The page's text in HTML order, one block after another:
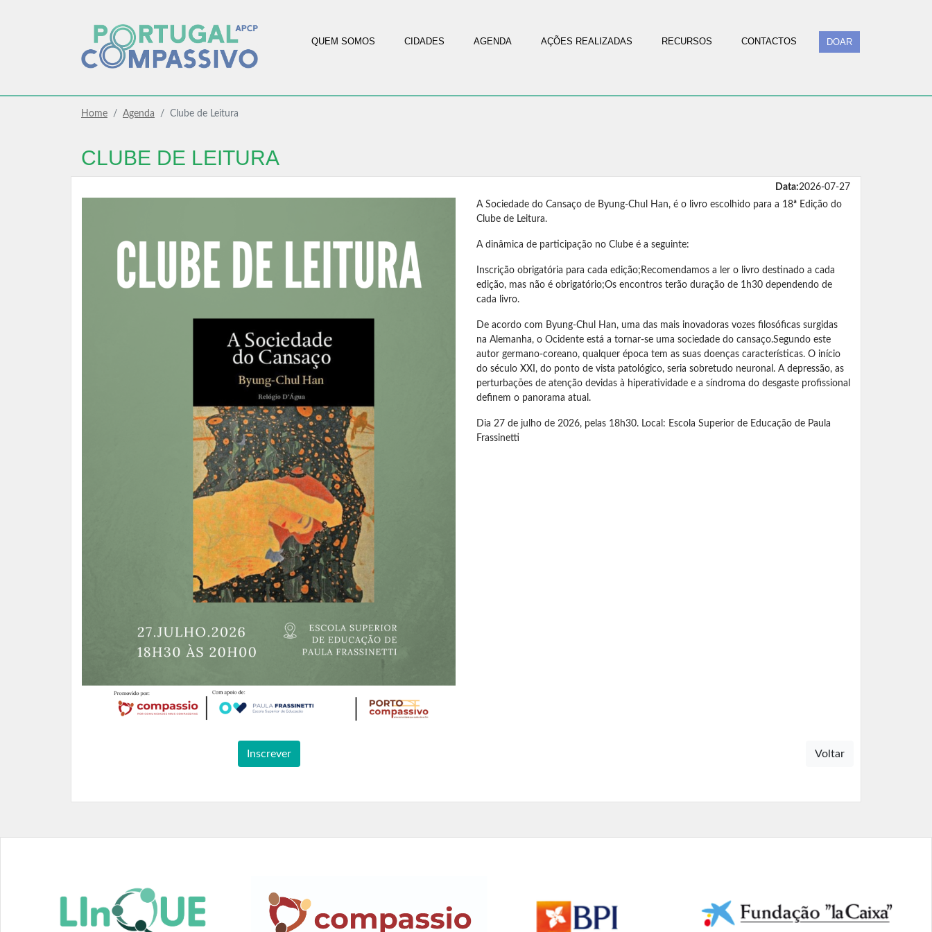
QUEM SOMOS CIDADES AGENDA AÇÕES REALIZADAS RECURSOS CONTACTOS DOAR
Home Agenda Clube de Leitura
CLUBE DE LEITURA
Inscrever
Data:2026-07-27
A Sociedade do Cansaço de Byung-Chul Han, é o livro escolhido para a 18ª Edição do
Clube de Leitura.
A dinâmica de participação no Clube é a seguinte:
Inscrição obrigatória para cada edição;Recomendamos a ler o livro destinado a cada
edição, mas não é obrigatório;Os encontros terão duração de 1h30 dependendo de
cada livro.
De acordo com Byung-Chul Han, uma das mais inovadoras vozes filosóficas surgidas
na Alemanha, o Ocidente está a tornar-se uma sociedade do cansaço.Segundo este
autor germano-coreano, qualquer época tem as suas doenças características. O início
do século XXI, do ponto de vista patológico, seria sobretudo neuronal. A depressão, as
perturbações de atenção devidas à hiperatividade e a síndroma do desgaste profissional
definem o panorama atual.
Dia 27 de julho de 2026, pelas 18h30. Local: Escola Superior de Educação de Paula
Frassinetti
Voltar